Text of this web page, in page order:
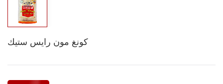
كونغ مون رايس ستيك